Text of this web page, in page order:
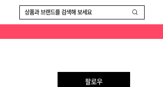
상품과 브랜드를 검색해 보세요
팔로우